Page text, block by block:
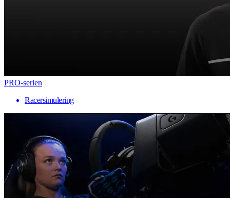
PRO-serien
Racersimulering